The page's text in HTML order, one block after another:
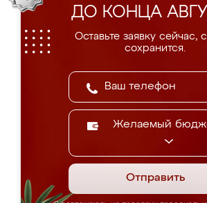
ДО КОНЦА
Оставьте заявку сейчас,
сохранится.
Желаемый
Отправить